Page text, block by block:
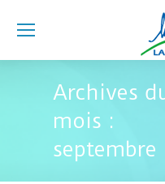
Archives
mois :
septembre